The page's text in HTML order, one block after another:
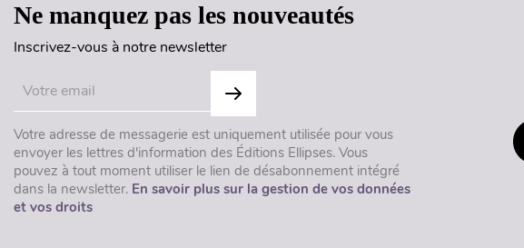
Ne manquez pas les nouveautés
Inscrivez-vous à notre newsletter
Votre adresse de messagerie est uniquement utilisée pour vous
envoyer les lettres d'information des Éditions Ellipses. Vous
pouvez à tout moment utiliser le lien de désabonnement intégré
dans la newsletter. En savoir plus sur la gestion de vos données
et vos droits